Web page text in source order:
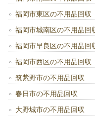
福岡市東区の不用品回収
福岡市城南区の不用品回
福岡市早良区の不用品回
福岡市西区の不用品回収
筑紫野市の不用品回収
春日市の不用品回収
大野城市の不用品回収